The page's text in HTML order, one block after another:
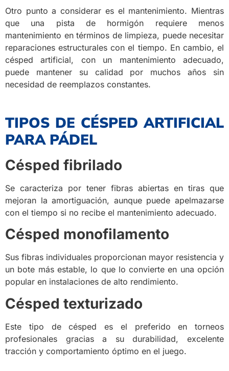
Otro punto a considerar es el mantenimiento. Mientras
que una pista de hormigón requiere menos
mantenimiento en términos de limpieza, puede necesitar
reparaciones estructurales con el tiempo. En cambio, el
césped artificial, con un mantenimiento adecuado,
puede mantener su calidad por muchos años sin
necesidad de reemplazos constantes.
TIPOS DE CÉSPED ARTIFICIAL
PARA PÁDEL
Césped fibrilado
Se caracteriza por tener fibras abiertas en tiras que
mejoran la amortiguación, aunque puede apelmazarse
con el tiempo si no recibe el mantenimiento adecuado.
Césped monofilamento
Sus fibras individuales proporcionan mayor resistencia y
un bote más estable, lo que lo convierte en una opción
popular en instalaciones de alto rendimiento.
Césped texturizado
Este tipo de césped es el preferido en torneos
profesionales gracias a su durabilidad, excelente
tracción y comportamiento óptimo en el juego.